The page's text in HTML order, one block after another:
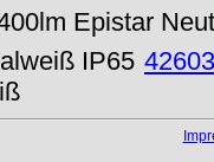
Epistar
IP65